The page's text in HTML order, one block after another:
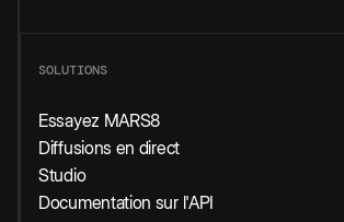
SOLUTIONS
Essayez MARS8
Diffusions en direct
Studio
Documentation sur l'API